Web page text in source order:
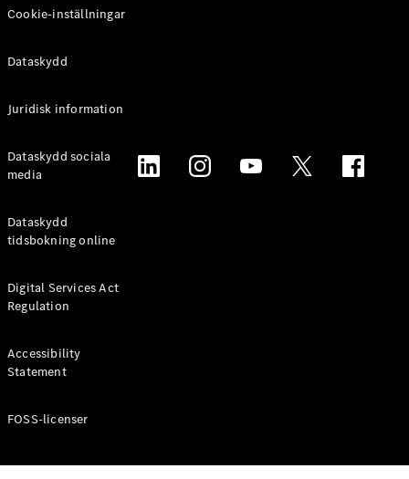
Familjebilar
van
Marco Polo
Marco Polo
Horizon
Konfigurator
Store
Cookie-inställningar
Dataskydd
Juridisk information
Dataskydd sociala
media
Dataskydd
tidsbokning online
Digital Services Act
Regulation
Accessibility
Statement
FOSS-licenser